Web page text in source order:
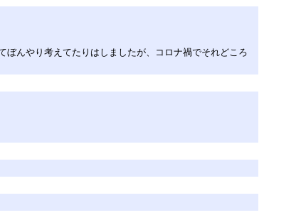
ぼんやり考えてたりはしましたが、コロナ禍でそれどころ